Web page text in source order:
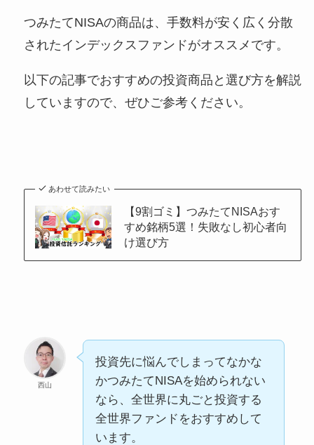
つみたてNISAの商品は、手数料が安く広く分散
されたインデックスファンドがオススメです。
以下の記事でおすすめの投資商品と選び方を解説
していますので、ぜひご参考ください。
あわせて読みたい
【9割ゴミ】つみたてNISAおす
すめ銘柄5選！失敗なし初心者向
け選び方
西山
投資先に悩んでしまってなかな
かつみたてNISAを始められない
なら、全世界に丸ごと投資する
全世界ファンドをおすすめして
います。